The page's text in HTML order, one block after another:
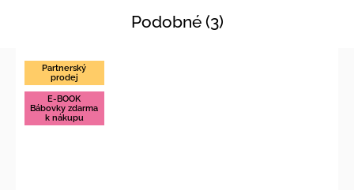
Podobné (3)
Partnerský
prodej
E-BOOK
Bábovky zdarma
k nákupu